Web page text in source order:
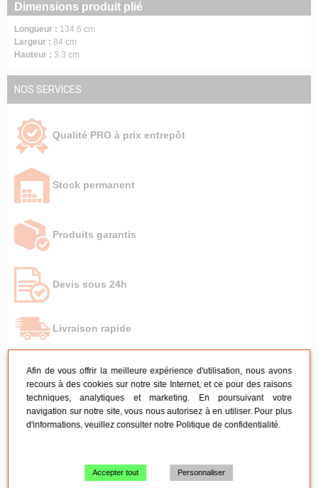
Dimensions produit plié
Longueur : 134.6 cm
Largeur : 84 cm
Hauteur : 3.3 cm
NOS SERVICES
Qualité PRO à prix entrepôt
Stock permanent
Produits garantis
Devis sous 24h
Livraison rapide
Retrait à l'entrepôt
SAV sous 24h
Paiement 100% sécurisé
Afin de vous offrir la meilleure expérience d'utilisation, nous avons
recours à des cookies sur notre site Internet, et ce pour des raisons
techniques, analytiques et marketing. En poursuivant votre
navigation sur notre site, vous nous autorisez à en utiliser. Pour plus
d'informations, veuillez consulter notre Politique de confidentialité
Accepter tout Personnaliser